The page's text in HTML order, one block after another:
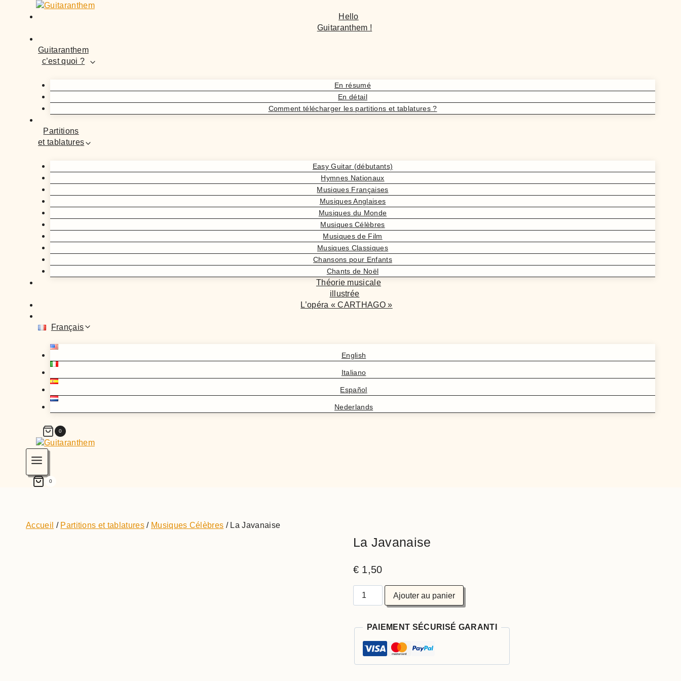
Hello
Guitaranthem !
Guitaranthem
c’est quoi ?
En résumé
En détail
Comment télécharger les partitions et tablatures ?
Partitions
et tablatures
Easy Guitar (débutants)
Hymnes Nationaux
Musiques Françaises
Musiques Anglaises
Musiques du Monde
Musiques Célèbres
Musiques de Film
Musiques Classiques
Chansons pour Enfants
Chants de Noël
Théorie musicale
illustrée
L’opéra « CARTHAGO »
Français
English
Italiano
Español
Nederlands
0
0
Accueil / Partitions et tablatures / Musiques Célèbres / La Javanaise
La Javanaise
€ 1,50
quantité
Javanaise
Ajouter au panier
PAIEMENT SÉCURISÉ GARANTI